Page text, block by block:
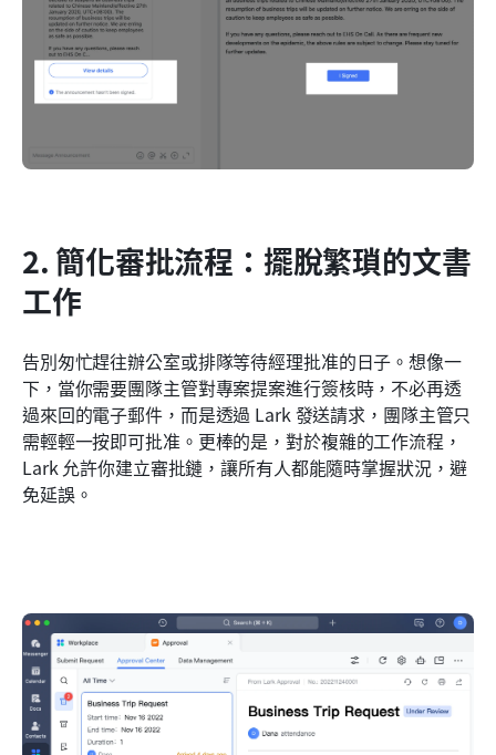
2. 簡化審批流程：擺脫繁瑣的文書
工作
告別匆忙趕往辦公室或排隊等待經理批准的日子。想像一
下，當你需要團隊主管對專案提案進行簽核時，不必再透
過來回的電子郵件，而是透過 Lark 發送請求，團隊主管只
需輕輕一按即可批准。更棒的是，對於複雜的工作流程，
Lark 允許你建立審批鏈，讓所有人都能隨時掌握狀況，避
免延誤。